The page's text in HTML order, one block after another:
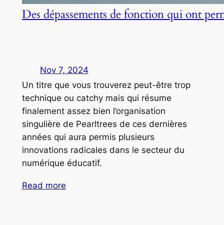
Des dépassements de fonction qui ont
Nov 7, 2024
Un titre que vous trouverez peut-être trop
technique ou catchy mais qui résume
finalement assez bien l’organisation
singulière de Pearltrees de ces dernières
années qui aura permis plusieurs
innovations radicales dans le secteur du
numérique éducatif.
Read more